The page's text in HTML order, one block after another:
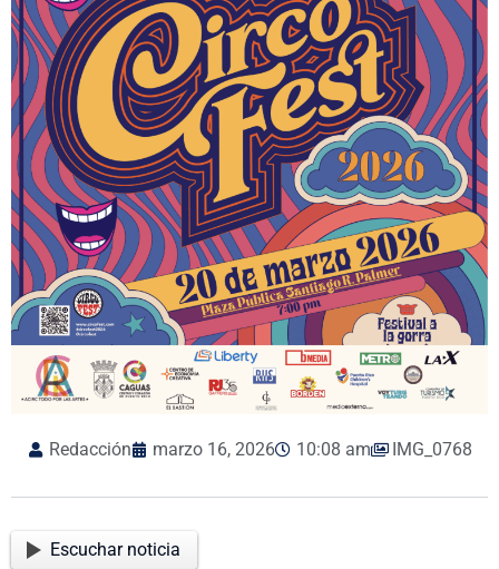
Redacción marzo 16, 2026 10:08 am IMG_0768
Escuchar noticia